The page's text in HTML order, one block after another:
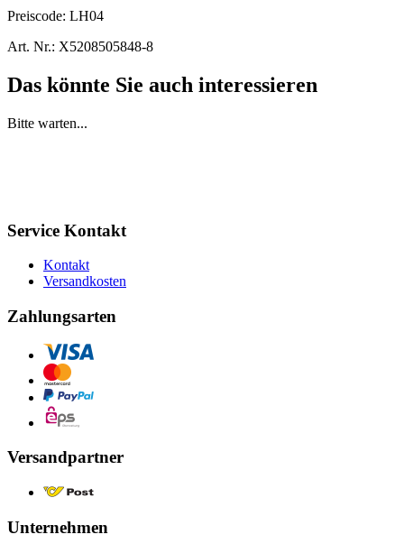
Preiscode: LH04
Art. Nr.: X5208505848-8
Das könnte Sie auch interessieren
Bitte warten...
Service Kontakt
Kontakt
Versandkosten
Zahlungsarten
Versandpartner
Unternehmen